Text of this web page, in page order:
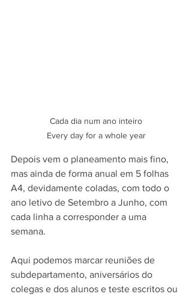
Cada dia num ano inteiro
Every day for a whole year
Depois vem o planeamento mais fino,
mas ainda de forma anual em 5 folhas
A4, devidamente coladas, com todo o
ano letivo de Setembro a Junho, com
cada linha a corresponder a uma
semana.
Aqui podemos marcar reuniões de
subdepartamento, aniversários do
colegas e dos alunos e teste escritos ou